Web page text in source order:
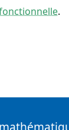
.